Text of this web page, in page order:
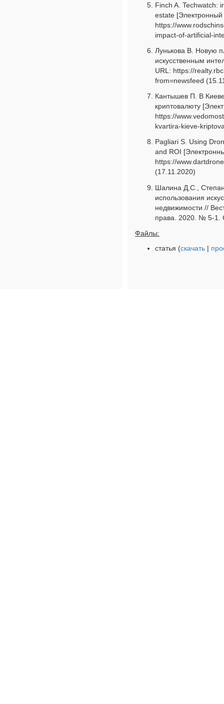
Finch A. Techwatch:
estate
https://
impact-of-artificial-
Лунькова В. Новую
искусственным
URL: https://
from=newsfeed
Кантышев П. В
криптовалюту
https://
kvartira-kieve-
Pagliari S. Using
and ROI
https://
(17.11.2020)
Шалина Д.С.,
использования
недвижимости //
права. 2020. № 5-1.
Файлы:
статья (скачать |